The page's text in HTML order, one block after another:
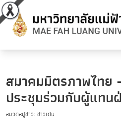
สมาคมมิตรภาพไทย
ประชุมร่วมกับผู้แทน
หมวดหมู่ข่าว: ข่าวเด่น